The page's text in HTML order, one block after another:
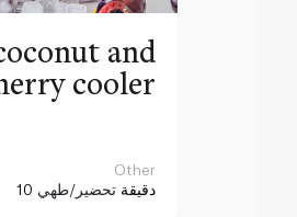
and
cooler
Other
10 دقيقة تحضير/طهي